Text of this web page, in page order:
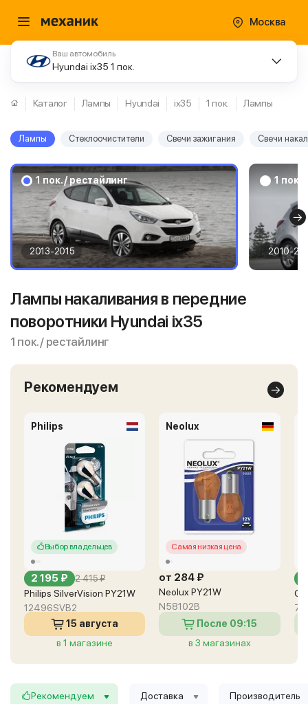
Москва
Ваш автомобиль
Hyundai ix35 1 пок.
Каталог Лампы Hyundai ix35 1 пок. Лампы
Лампы Стеклоочистители Свечи зажигания Свечи
1 пок. / рестайлинг
2013-2015
1 пок.
2010-
Лампы накаливания в передние
поворотники Hyundai ix35
1 пок. / рестайлинг
Рекомендуем
Philips
Выбор владельцев
2 195 ₽ 2 415 ₽
Philips SilverVision PY21W
12496SVB2
15 августа
в 1 магазине
Neolux
Самая низкая цена
от 284 ₽
Neolux PY21W
N58102B
После 09:15
в 3 магазинах
Рекомендуем Доставка Производитель